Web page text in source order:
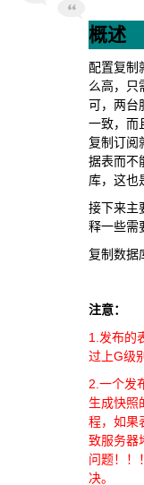
概述
配置复制
么高，只
可，两台
一致，而
复制订阅
据表而不
库，这也
接下来主
释一些需
复制数据
注意：
1.发布的
过上G级
2.一个发
生成快照
程，如果
致服务器
问题！！
决。